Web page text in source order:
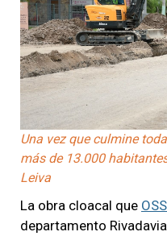
Una vez que culmine
más de 13.000
Leiva
La obra cloacal que
departamento